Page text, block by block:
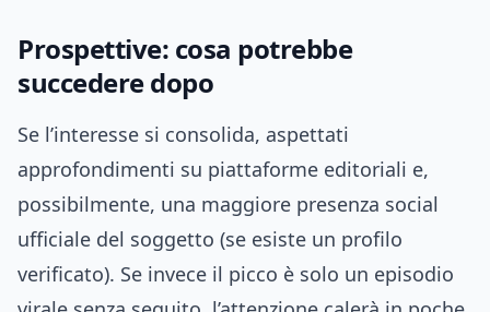
Prospettive: cosa potrebbe
succedere dopo
Se l’interesse si consolida, aspettati
approfondimenti su piattaforme editoriali e,
possibilmente, una maggiore presenza social
ufficiale del soggetto (se esiste un profilo
verificato). Se invece il picco è solo un episodio